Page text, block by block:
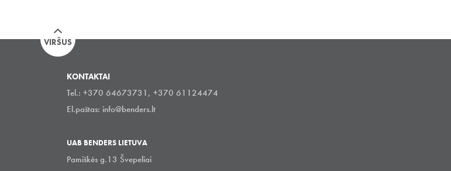
VIRŠUS
KONTAKTAI
Tel.: +370 64673731, +370 61124474
El.paštas: info@benders.lt
UAB BENDERS LIETUVA
Pamiškės g.13 Švepeliai